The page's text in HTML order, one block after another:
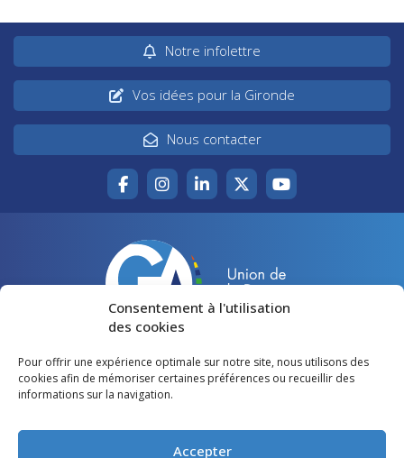
Consentement à l'utilisation
des cookies
Pour offrir une expérience optimale sur notre site, nous utilisons des
cookies afin de mémoriser certaines préférences ou recueillir des
informations sur la navigation.
Accepter
Notre infolettre
Vos idées pour la Gironde
Nous contacter
Accueil
Votre canton
Lire et voir
Agir pour la Gironde
Restons en contact